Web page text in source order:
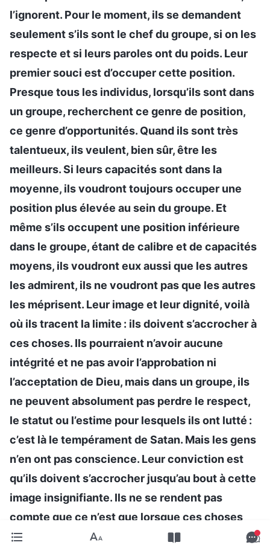
l’ignorent. Pour le moment, ils se demandent
seulement s’ils sont le chef du groupe, si on les
respecte et si leurs paroles ont du poids. Leur
premier souci est d’occuper cette position.
Presque tous les individus, lorsqu’ils sont dans
un groupe, recherchent ce genre de position,
ce genre d’opportunités. Quand ils sont très
talentueux, ils veulent, bien sûr, être les
meilleurs. Si leurs capacités sont dans la
moyenne, ils voudront toujours occuper une
position plus élevée au sein du groupe. Et
même s’ils occupent une position inférieure
dans le groupe, étant de calibre et de capacités
moyens, ils voudront eux aussi que les autres
les admirent, ils ne voudront pas que les autres
les méprisent. Leur image et leur dignité, voilà
où ils tracent la limite : ils doivent s’accrocher à
ces choses. Ils pourraient n’avoir aucune
intégrité et ne pas avoir l’approbation ni
l’acceptation de Dieu, mais dans un groupe, ils
ne peuvent absolument pas perdre le respect,
le statut ou l’estime pour lesquels ils ont lutté :
c’est là le tempérament de Satan. Mais les gens
n’en ont pas conscience. Leur conviction est
qu’ils doivent s’accrocher jusqu’au bout à cette
image insignifiante. Ils ne se rendent pas
compte que ce n’est que lorsque ces choses
vaines et superficielles seront complètement